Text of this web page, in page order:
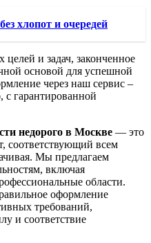
хлопот и очередей
и задач, законченное
основой для успешной
через наш сервис –
с гарантированной
недорого в Москве — это
соответствующий всем
Мы предлагаем
включая
области.
оформление
требований,
и соответствие